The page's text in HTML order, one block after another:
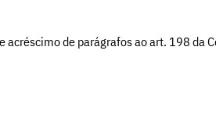
de parágrafos ao art. 198 da